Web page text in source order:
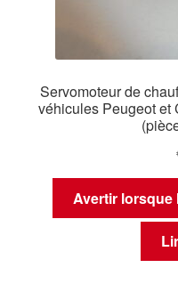
Servomoteur de
véhicules Peugeot et
Avertir lorsque